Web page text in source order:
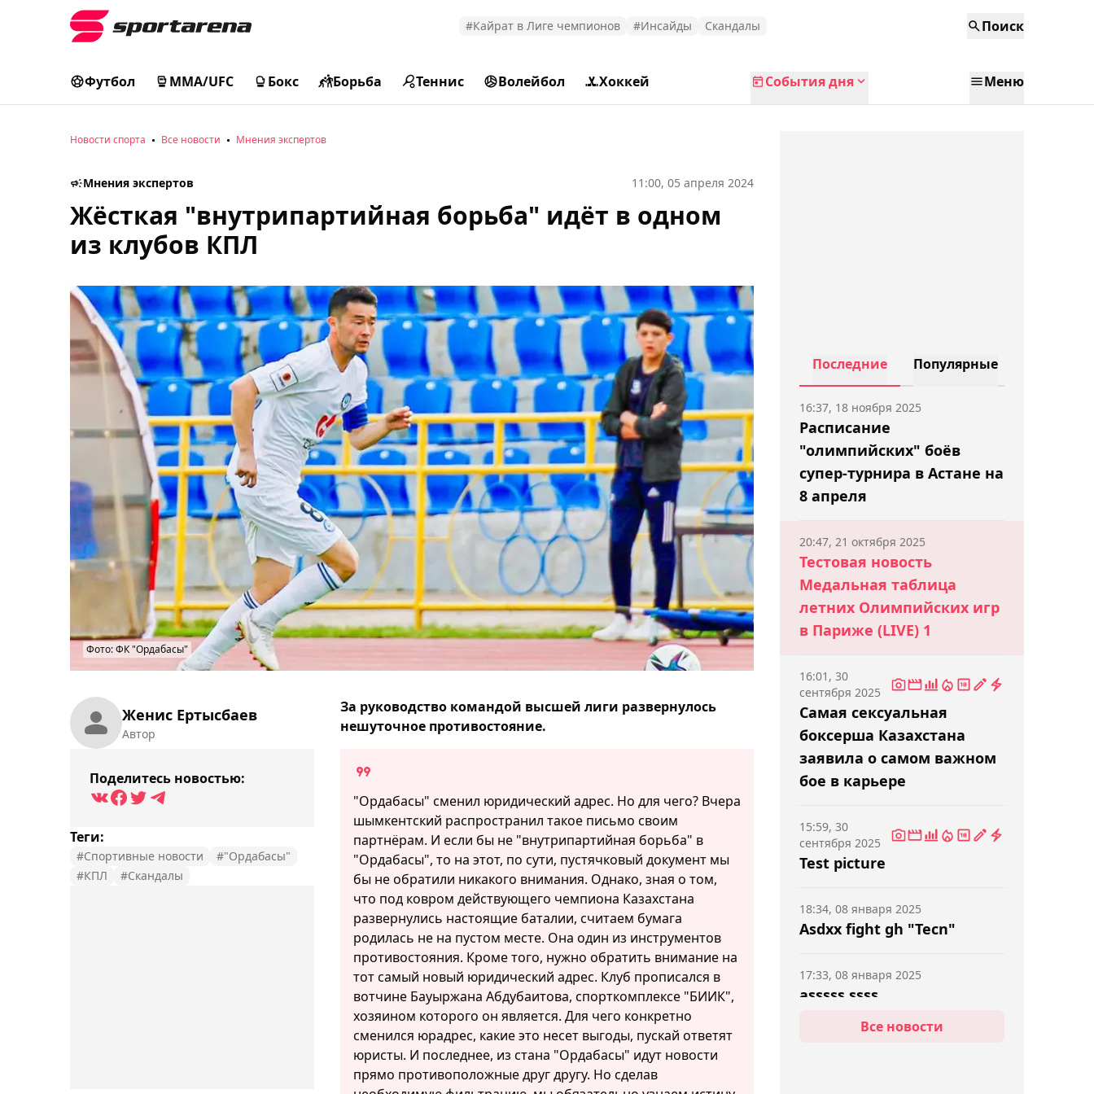
#Кайрат в Лиге чемпионов #Инсайды Скандалы Поиск
Футбол MMA/UFC Бокс Борьба Теннис Волейбол Хоккей События дня Меню
Новости спорта Все новости Мнения экспертов
Мнения экспертов 11:00, 05 апреля 2024
Жёсткая "внутрипартийная борьба" идёт в одном
из клубов КПЛ
Фото: ФК "Ордабасы"
Женис Ертысбаев
Автор
Поделитесь новостью:
Теги:
#Спортивные новости
#"Ордабасы"
#КПЛ
#Скандалы
За руководство командой высшей лиги развернулось
нешуточное противостояние.
"Ордабасы" сменил юридический адрес. Но для чего? Вчера
шымкентский распространил такое письмо своим
партнёрам. И если бы не "внутрипартийная борьба" в
"Ордабасы", то на этот, по сути, пустячковый документ мы
бы не обратили никакого внимания. Однако, зная о том,
что под ковром действующего чемпиона Казахстана
развернулись настоящие баталии, считаем бумага
родилась не на пустом месте. Она один из инструментов
противостояния. Кроме того, нужно обратить внимание на
тот самый новый юридический адрес. Клуб прописался в
вотчине Бауыржана Абдубаитова, спорткомплексе "БИИК",
хозяином которого он является. Для чего конкретно
сменился юрадрес, какие это несет выгоды, пускай ответят
юристы. И последнее, из стана "Ордабасы" идут новости
прямо противоположные друг другу. Но сделав
Последние Популярные
Расписание
"олимпийских" боёв
супер-турнира в Астане на
8 апреля
16:37, 18 ноября 2025
Тестовая новость
Медальная таблица
летних Олимпийских игр
в Париже (LIVE) 1
20:47, 21 октября 2025
Самая сексуальная
боксерша Казахстана
заявила о самом важном
бое в карьере
16:01, 30
сентября 2025
Test picture
15:59, 30
сентября 2025
Asdxx fight gh "Tecn"
18:34, 08 января 2025
asssss ssss
17:33, 08 января 2025
Все новости